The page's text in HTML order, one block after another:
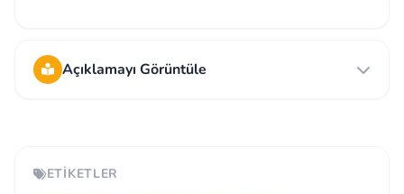
Açıklamayı Görüntüle
ETIKETLER